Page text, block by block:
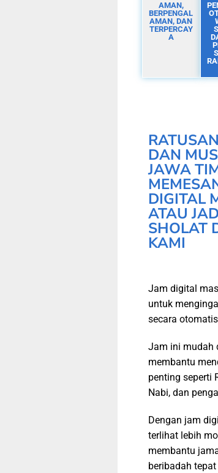
AMAN,
BERPENGAL
AMAN, DAN
TERPERCAY
A
DAN
JAWA
DIGITAL
ATAU
SHOLAT
KAMI
Jam digital
untuk
secara
Jam ini mudah
membantu
penting seperti
Nabi, dan
Dengan jam
terlihat lebih
membantu
beribadah